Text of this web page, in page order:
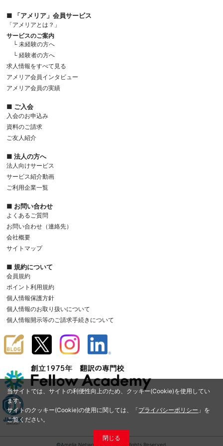
当サイトでは、サイトの利便性向上のため、クッキー(Cookie)を使用してい
ます。
サイトのクッキー(Cookie)の使用に関しては、「プライバシーポリシー 」を
ご覧ください。
閉じる
■ 「アメリア」会員サービス
「アメリアとは？」
サービスのご案内
└ 未経験の方へ
└ 経験者の方へ
求人情報をすべて見る
アメリア会員インタビュー
アメリア会員の実績
■ ご入会
入会のお申込み
資料のご請求
ご友人紹介
■ 法人の方へ
法人向けサービス
サービス紹介動画
ご利用企業一覧
■ お問い合わせ
よくあるご質問
お問い合わせ（連絡先）
会社概要
サイトマップ
■ 規約について
会員規約
ポイント利用規約
個人情報保護方針
個人情報のお取り扱いについて
個人情報開示等のご請求手続きについて
©Amelia Network Co.,Ltd. All Rights Reserved.